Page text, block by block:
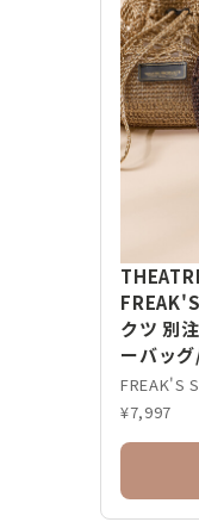
クツ 別
ーバッ
FREAK'S
¥7,997